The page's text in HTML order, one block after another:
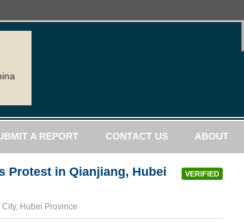
A REPORT CONTACT US ABOUT
VERIFIED
Protest in Qianjiang, Hubei
Hubei Province